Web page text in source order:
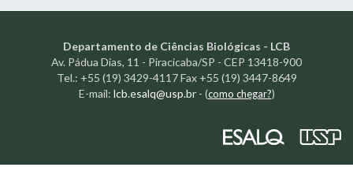
Departamento de Ciências Biológicas - LCB
Av. Pádua Dias, 11 - Piracicaba/SP - CEP 13418-900
Tel.: +55 (19) 3429-4117 Fax +55 (19) 3447-8649
E-mail: lcb.esalq@usp.br- (como chegar?)